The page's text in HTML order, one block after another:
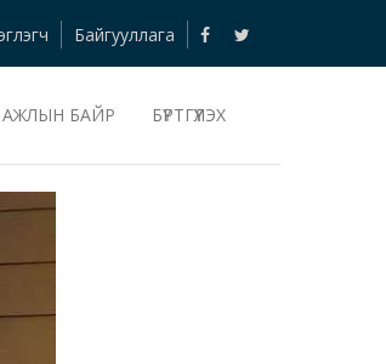
Байгууллага
АЖЛЫН БАЙР БҮРТГҮҮЛЭХ